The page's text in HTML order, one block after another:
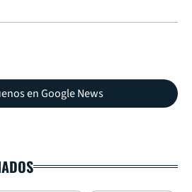
en Google News